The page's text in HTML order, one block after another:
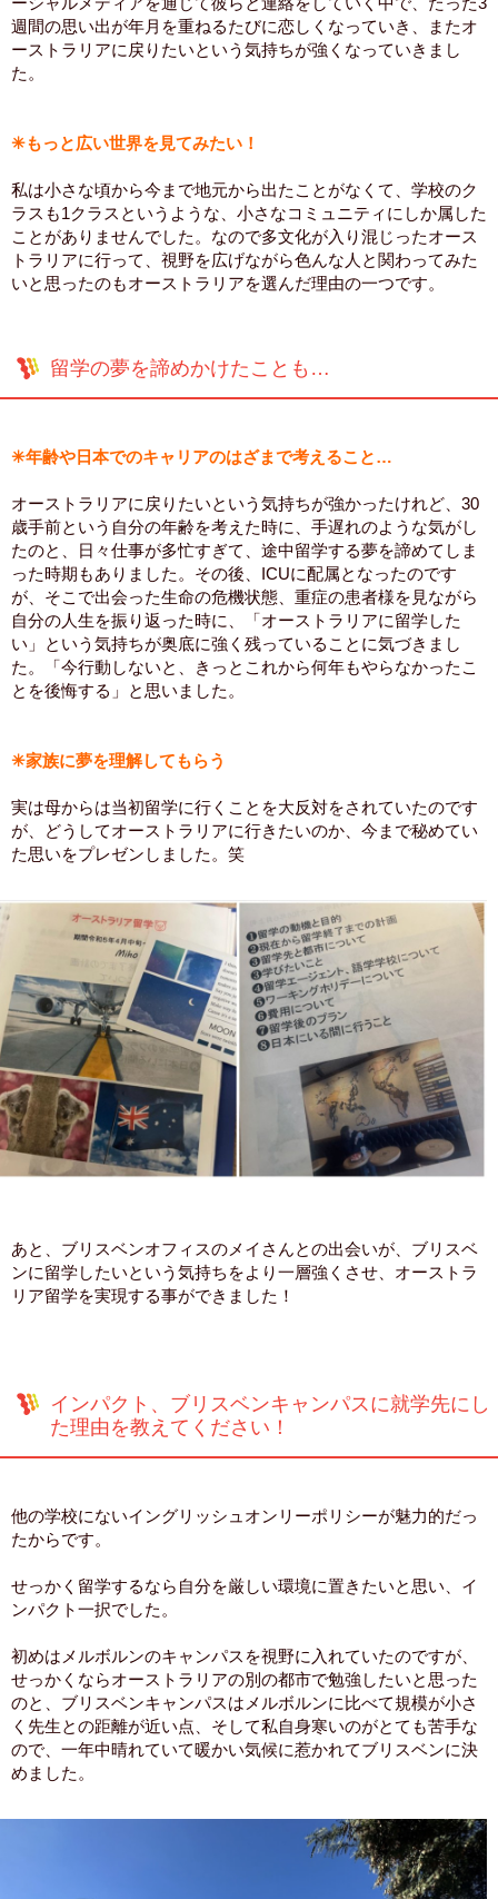
週間の思い出が年月を重ねるたびに恋しくなっていき、またオ
ーストラリアに戻りたいという気持ちが強くなっていきまし
た。
✳︎もっと広い世界を見てみたい！
私は小さな頃から今まで地元から出たことがなくて、学校のク
ラスも1クラスというような、小さなコミュニティにしか属した
ことがありませんでした。なので多文化が入り混じったオース
トラリアに行って、視野を広げながら色んな人と関わってみた
いと思ったのもオーストラリアを選んだ理由の一つです。
留学の夢を諦めかけたことも…
✳︎年齢や日本でのキャリアのはざまで考えること…
オーストラリアに戻りたいという気持ちが強かったけれど、30
歳手前という自分の年齢を考えた時に、手遅れのような気がし
たのと、日々仕事が多忙すぎて、途中留学する夢を諦めてしま
った時期もありました。その後、ICUに配属となったのです
が、そこで出会った生命の危機状態、重症の患者様を見ながら
自分の人生を振り返った時に、「オーストラリアに留学した
い」という気持ちが奥底に強く残っていることに気づきまし
た。「今行動しないと、きっとこれから何年もやらなかったこ
とを後悔する」と思いました。
✳︎家族に夢を理解してもらう
実は母からは当初留学に行くことを大反対をされていたのです
が、どうしてオーストラリアに行きたいのか、今まで秘めてい
た思いをプレゼンしました。笑
あと、ブリスベンオフィスのメイさんとの出会いが、ブリスベ
ンに留学したいという気持ちをより一層強くさせ、オーストラ
リア留学を実現する事ができました！
インパクト、ブリスベンキャンパスに就学先にし
た理由を教えてください！
他の学校にないイングリッシュオンリーポリシーが魅力的だっ
たからです。
せっかく留学するなら自分を厳しい環境に置きたいと思い、イ
ンパクト一択でした。
初めはメルボルンのキャンパスを視野に入れていたのですが、
せっかくならオーストラリアの別の都市で勉強したいと思った
のと、ブリスベンキャンパスはメルボルンに比べて規模が小さ
く先生との距離が近い点、そして私自身寒いのがとても苦手な
ので、一年中晴れていて暖かい気候に惹かれてブリスベンに決
めました。